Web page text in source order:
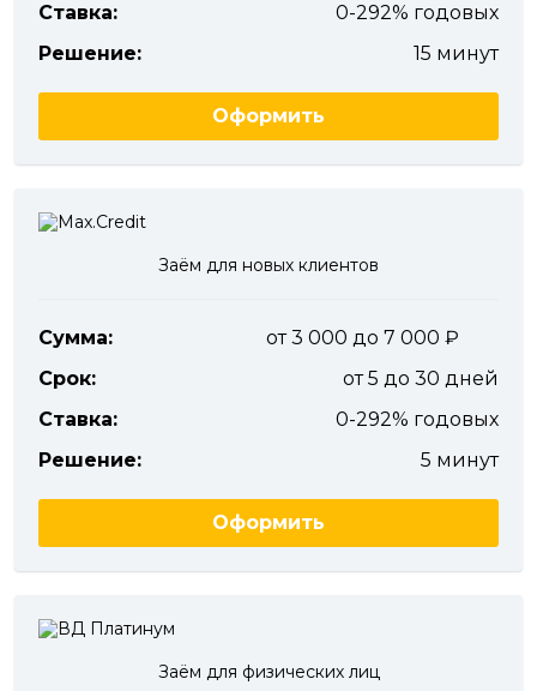
Ставка:
0-292% годовых
Решение:
15 минут
Оформить
Заём для новых клиентов
Сумма:
от 3 000 до 7 000
Срок:
от 5 до 30 дней
Ставка:
0-292% годовых
Решение:
5 минут
Оформить
Заём для физических лиц